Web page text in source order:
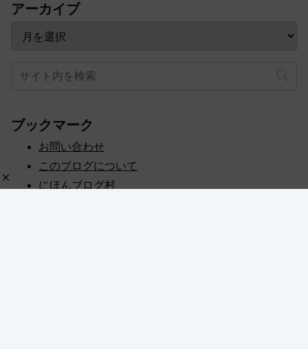
アーカイブ
ブックマーク
お問い合わせ
このブログについて
にほんブログ村